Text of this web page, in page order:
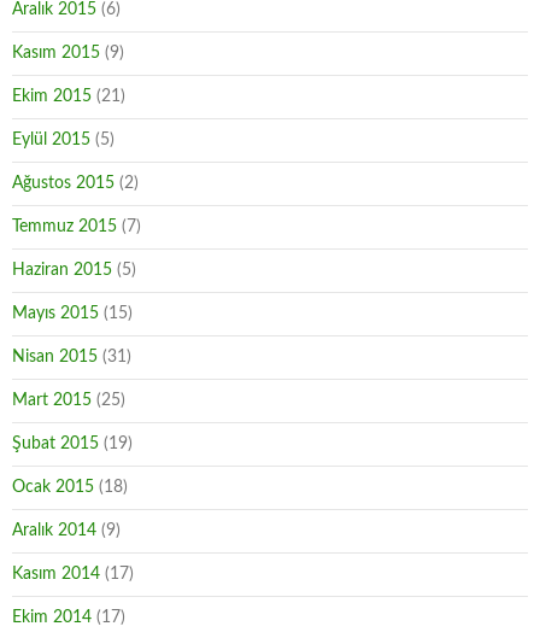
Aralık 2015 (6)
Kasım 2015 (9)
Ekim 2015 (21)
Eylül 2015 (5)
Ağustos 2015 (2)
Temmuz 2015 (7)
Haziran 2015 (5)
Mayıs 2015 (15)
Nisan 2015 (31)
Mart 2015 (25)
Şubat 2015 (19)
Ocak 2015 (18)
Aralık 2014 (9)
Kasım 2014 (17)
Ekim 2014 (17)